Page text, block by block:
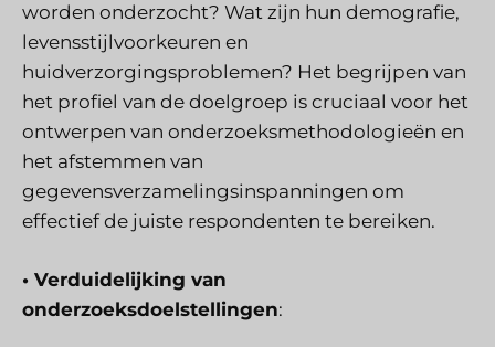
worden onderzocht? Wat zijn hun demografie,
levensstijlvoorkeuren en
huidverzorgingsproblemen? Het begrijpen van
het profiel van de doelgroep is cruciaal voor het
ontwerpen van onderzoeksmethodologieën en
het afstemmen van
gegevensverzamelingsinspanningen om
effectief de juiste respondenten te bereiken.
• Verduidelijking van
onderzoeksdoelstellingen: